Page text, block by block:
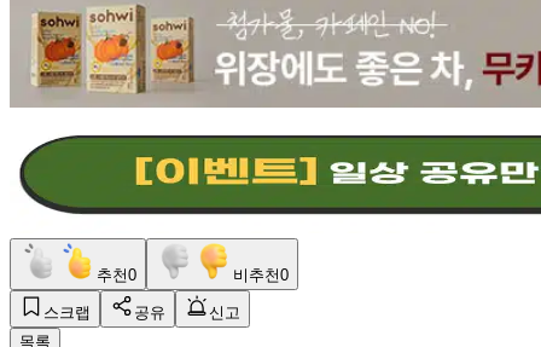
추천0 비추천0
스크랩 공유
신고
목록